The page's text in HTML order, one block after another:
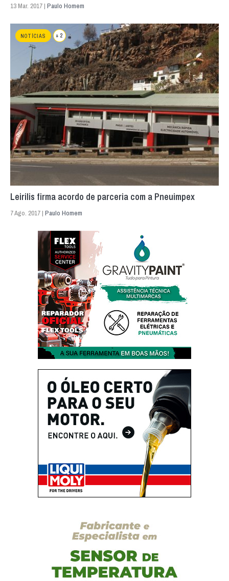
13 Mar. 2017 | Paulo Homem
NOTÍCIAS + 2
Leirilis firma acordo de parceria com a Pneuimpex
7 Ago. 2017 | Paulo Homem